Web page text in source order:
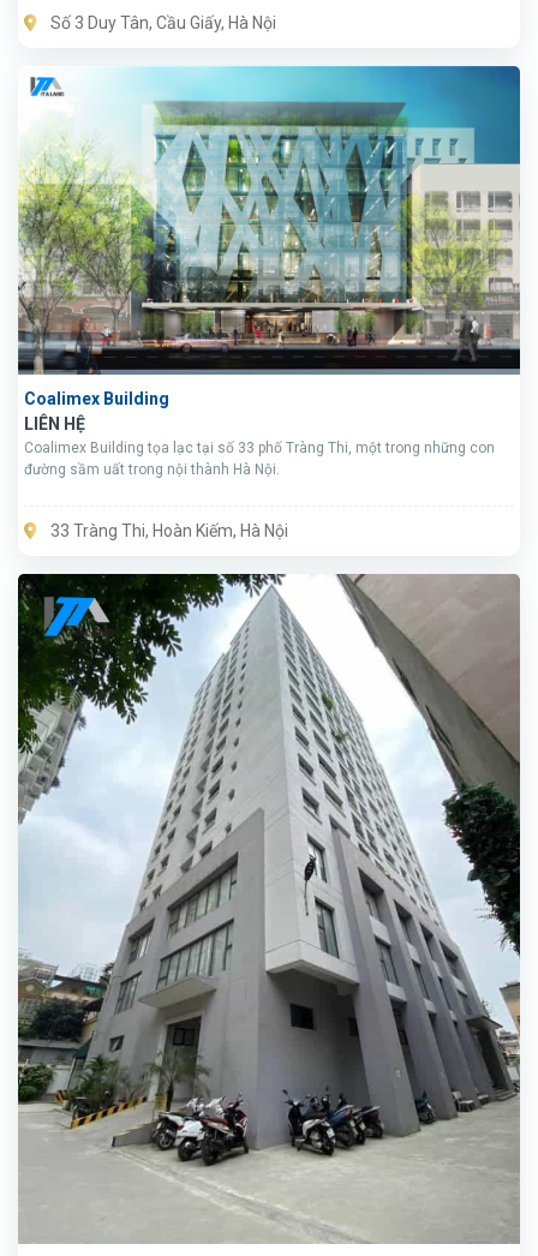
Số 3 Duy Tân, Cầu Giấy, Hà Nội
Coalimex Building
LIÊN HỆ
Coalimex Building tọa lạc tại số 33 phố Tràng Thi, một trong những con
đường sầm uất trong nội thành Hà Nội.
33 Tràng Thi, Hoàn Kiếm, Hà Nội